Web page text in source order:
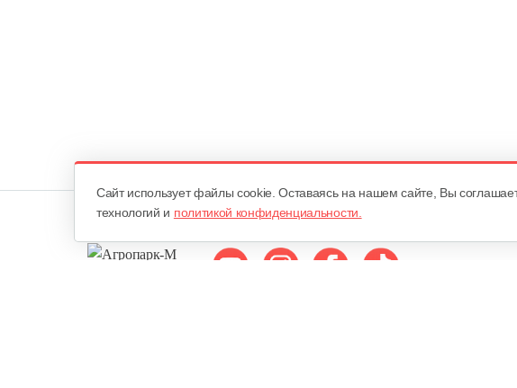
Cайт использует файлы cookie. Оставаясь на нашем сайте, Вы
технологий и политикой конфиденциальности.